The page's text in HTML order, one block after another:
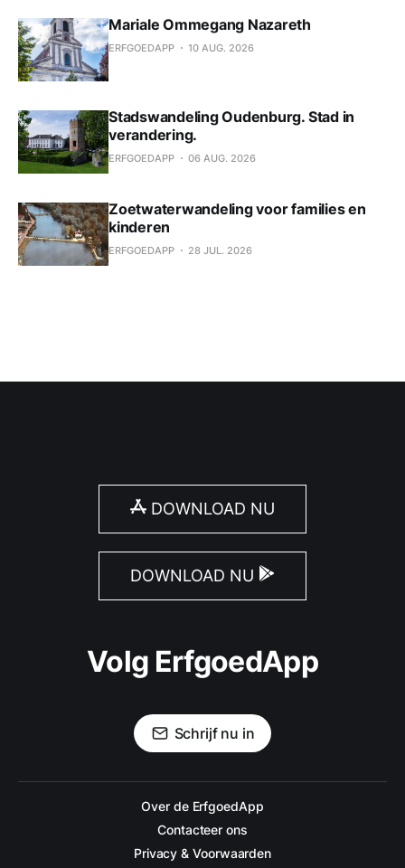
Mariale Ommegang Nazareth
ERFGOEDAPP 10 AUG. 2026
Stadswandeling Oudenburg. Stad in
verandering.
ERFGOEDAPP 06 AUG. 2026
Zoetwaterwandeling voor families en
kinderen
ERFGOEDAPP 28 JUL. 2026
DOWNLOAD NU
DOWNLOAD NU
Volg ErfgoedApp
Schrijf nu in
Over de ErfgoedApp
Contacteer ons
Privacy & Voorwaarden